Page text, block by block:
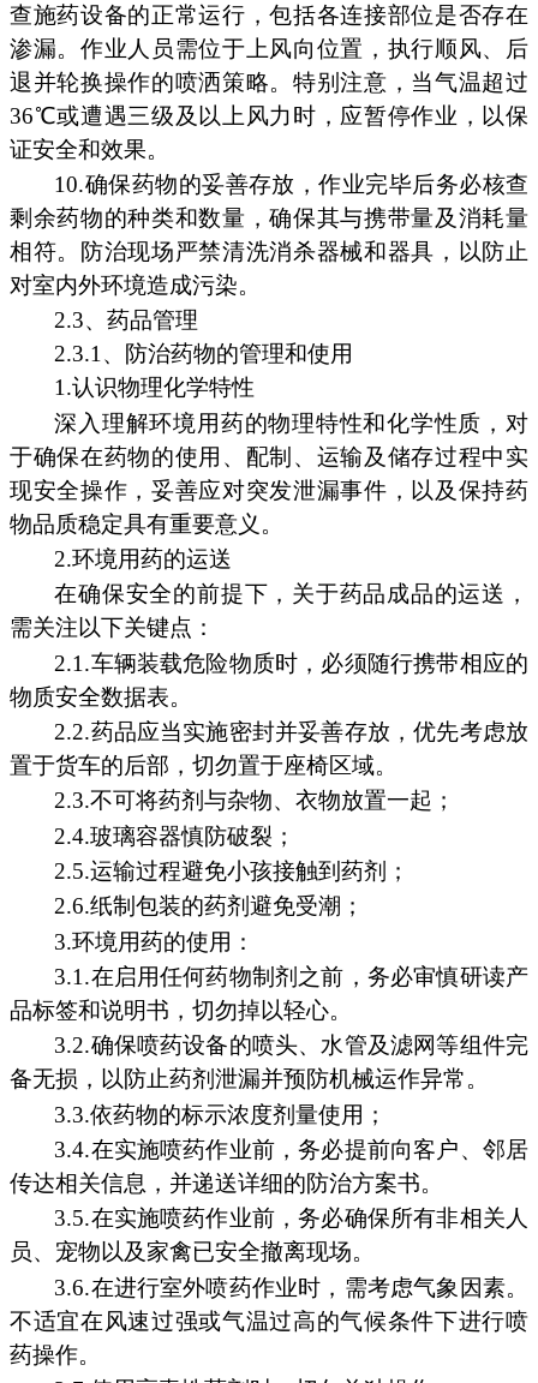
查施药设备的正常运行，包括各连接部位是否存在
渗漏。作业人员需位于上风向位置，执行顺风、后
退并轮换操作的喷洒策略。特别注意，当气温超过
36℃或遭遇三级及以上风力时，应暂停作业，以保
证安全和效果。
10.确保药物的妥善存放，作业完毕后务必核查
剩余药物的种类和数量，确保其与携带量及消耗量
相符。防治现场严禁清洗消杀器械和器具，以防止
对室内外环境造成污染。
2.3、药品管理
2.3.1、防治药物的管理和使用
1.认识物理化学特性
深入理解环境用药的物理特性和化学性质，对
于确保在药物的使用、配制、运输及储存过程中实
现安全操作，妥善应对突发泄漏事件，以及保持药
物品质稳定具有重要意义。
2.环境用药的运送
在确保安全的前提下，关于药品成品的运送，
需关注以下关键点：
2.1.车辆装载危险物质时，必须随行携带相应的
物质安全数据表。
2.2.药品应当实施密封并妥善存放，优先考虑放
置于货车的后部，切勿置于座椅区域。
2.3.不可将药剂与杂物、衣物放置一起；
2.4.玻璃容器慎防破裂；
2.5.运输过程避免小孩接触到药剂；
2.6.纸制包装的药剂避免受潮；
3.环境用药的使用：
3.1.在启用任何药物制剂之前，务必审慎研读产
品标签和说明书，切勿掉以轻心。
3.2.确保喷药设备的喷头、水管及滤网等组件完
备无损，以防止药剂泄漏并预防机械运作异常。
3.3.依药物的标示浓度剂量使用；
3.4.在实施喷药作业前，务必提前向客户、邻居
传达相关信息，并递送详细的防治方案书。
3.5.在实施喷药作业前，务必确保所有非相关人
员、宠物以及家禽已安全撤离现场。
3.6.在进行室外喷药作业时，需考虑气象因素。
不适宜在风速过强或气温过高的气候条件下进行喷
药操作。